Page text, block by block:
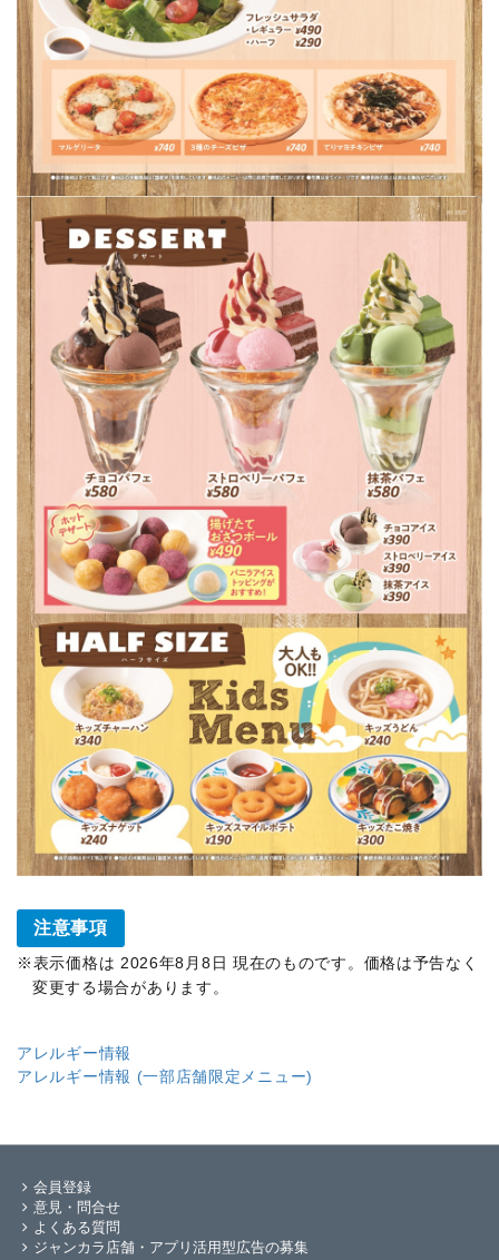
注意事項
表示価格は 2026年8月8日 現在のものです。価格は予告なく
変更する場合があります。
アレルギー情報
アレルギー情報 (一部店舗限定メニュー)
会員登録
意見・問合せ
よくある質問
ジャンカラ店舗・アプリ活用型広告の募集